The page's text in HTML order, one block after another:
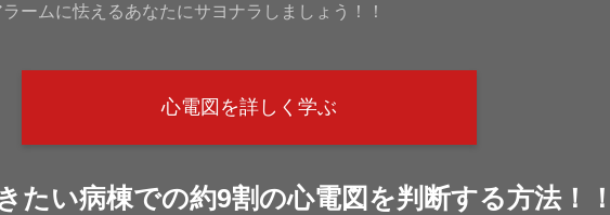
ームに怯えるあなたにサヨナラしましょう！！
心電図を詳しく学ぶ
たい病棟での約9割の心電図を判断する方法！！